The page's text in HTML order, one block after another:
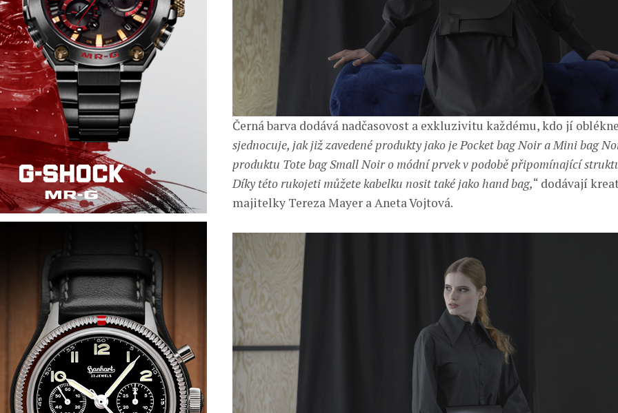
Černá barva dodává nadčasovost a exkluzivitu každému, kdo jí
sjednocuje, jak již zavedené produkty jako je Pocket bag Noir a Mini bag
produktu Tote bag Small Noir o módní prvek v podobě připomínající
Díky této rukojeti můžete kabelku nosit také jako hand bag,“ dodávají
majitelky Tereza Mayer a Aneta Vojtová.